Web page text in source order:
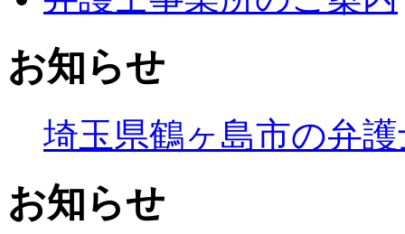
お知らせ
埼玉県鶴ヶ島市の弁
お知らせ